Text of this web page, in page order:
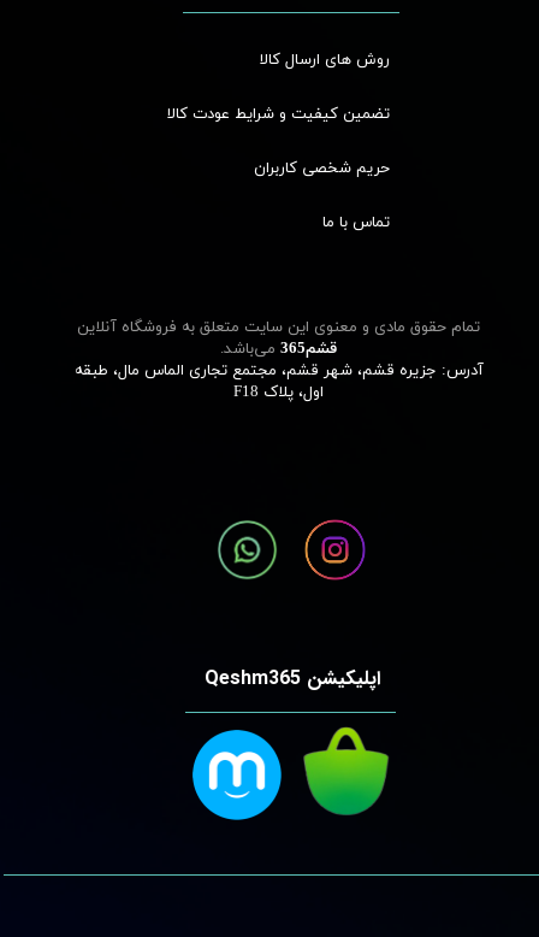
تمام حقوق مادی و معنوی این سایت متعلق به فروشگاه آنلاین
قشم‌365
می‌باشد.
آدرس: جزیره قشم، شهر قشم، مجتمع تجاری الماس مال، طبقه
اول، پلاک F18
روش های ارسال کالا
تضمین کیفیت و شرایط عودت کالا
حریم شخصی کاربران
تماس با ما
اپلیکیشن Qeshm365